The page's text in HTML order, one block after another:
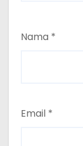
Nama *
Email *